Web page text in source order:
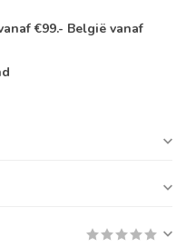
€99.- België vanaf